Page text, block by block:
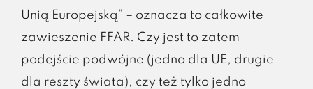
Unią Europejską” – oznacza to całkowite
zawieszenie FFAR. Czy jest to zatem
podejście podwójne (jedno dla UE, drugie
dla reszty świata), czy też tylko jedno